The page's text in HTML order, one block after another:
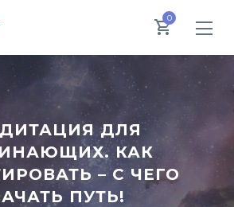
0
ДЛЯ
КАК
– С ЧЕГО
ПУТЬ!